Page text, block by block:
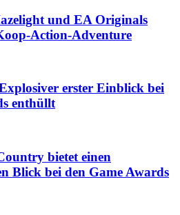
und EA Originals
Action-Adventure
erster Einblick bei
enthüllt
bietet einen
Blick bei den Game Awards